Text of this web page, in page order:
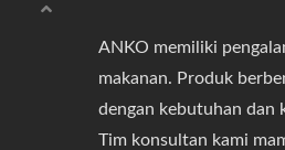
ANKO memiliki
makanan. Produk
dengan kebutuhan dan
Tim konsultan kami